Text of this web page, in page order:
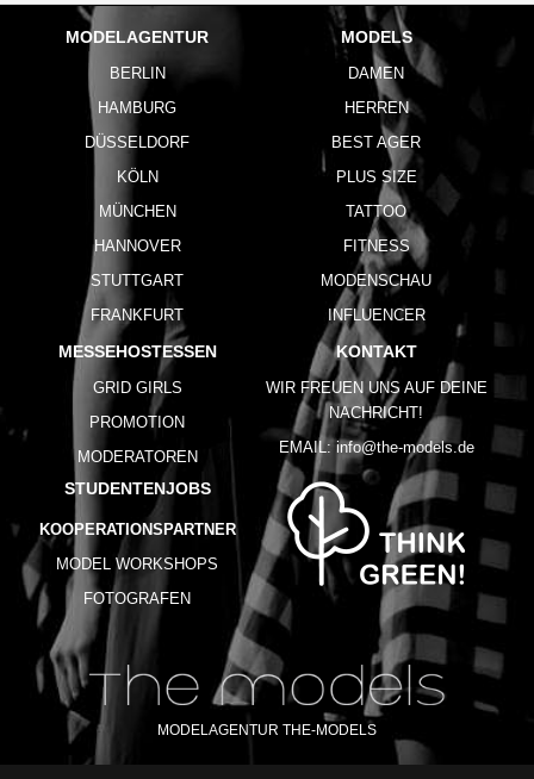
MODELAGENTUR
BERLIN
HAMBURG
DÜSSELDORF
KÖLN
MÜNCHEN
HANNOVER
STUTTGART
FRANKFURT
MODELS
DAMEN
HERREN
BEST AGER
PLUS SIZE
TATTOO
FITNESS
MODENSCHAU
INFLUENCER
MESSEHOSTESSEN
GRID GIRLS
PROMOTION
MODERATOREN
STUDENTENJOBS
KOOPERATIONSPARTNER
MODEL WORKSHOPS
FOTOGRAFEN
KONTAKT
WIR FREUEN UNS AUF DEINE
NACHRICHT!
EMAIL: info@the-models.de
MODELAGENTUR THE-MODELS